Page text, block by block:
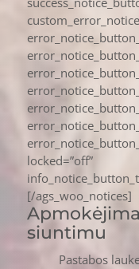
locked=”off”
[/ags_woo_notices]
siuntimu
Pastabos